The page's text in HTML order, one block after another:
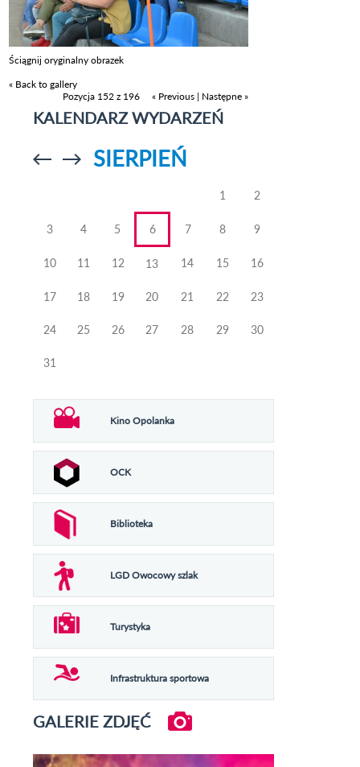
Ściągnij oryginalny obrazek
« Back to gallery
Pozycja 152 z 196
« Previous | Następne »
KALENDARZ WYDARZEŃ
Przejdź doPrzejdź do
SIERPIEŃ
1 2
3 4 5 6 7 8 9
10 11 12 13 14 15 16
17 18 19 20 21 22 23
24 25 26 27 28 29 30
31
Kino Opolanka
OCK
Biblioteka
LGD Owocowy szlak
Turystyka
Infrastruktura sportowa
GALERIE ZDJĘĆ